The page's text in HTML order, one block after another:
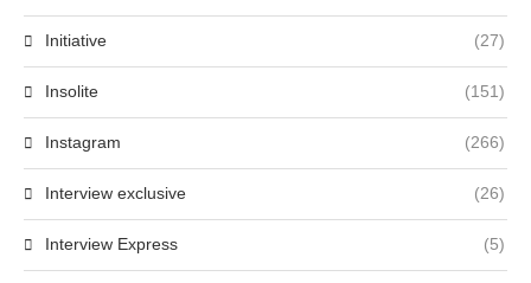
Initiative (27)
Insolite (151)
Instagram (266)
Interview exclusive (26)
Interview Express (5)